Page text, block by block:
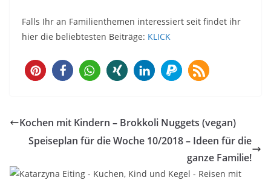
Falls Ihr an Familienthemen interessiert seit findet ihr
hier die beliebtesten Beiträge: KLICK
177
Kochen mit Kindern – Brokkoli Nuggets (vegan)
Speiseplan für die Woche 10/2018 – Ideen für die
ganze Familie!